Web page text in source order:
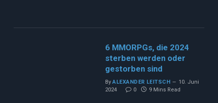
6 MMORPGs, die 2024
sterben werden oder
gestorben sind
By ALEXANDER LEITSCH
10. Juni
2024
0 9 Mins Read